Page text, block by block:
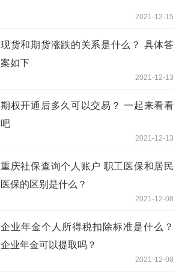
2021-12-15
现货和期货涨跌的关系是什么？ 具体答
案如下
2021-12-13
期权开通后多久可以交易？ 一起来看看
吧
2021-12-13
重庆社保查询个人账户 职工医保和居民
医保的区别是什么？
2021-12-08
企业年金个人所得税扣除标准是什么？
企业年金可以提取吗？
2021-12-08